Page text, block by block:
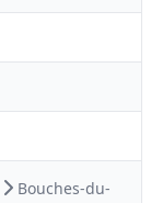
Bouches-du-